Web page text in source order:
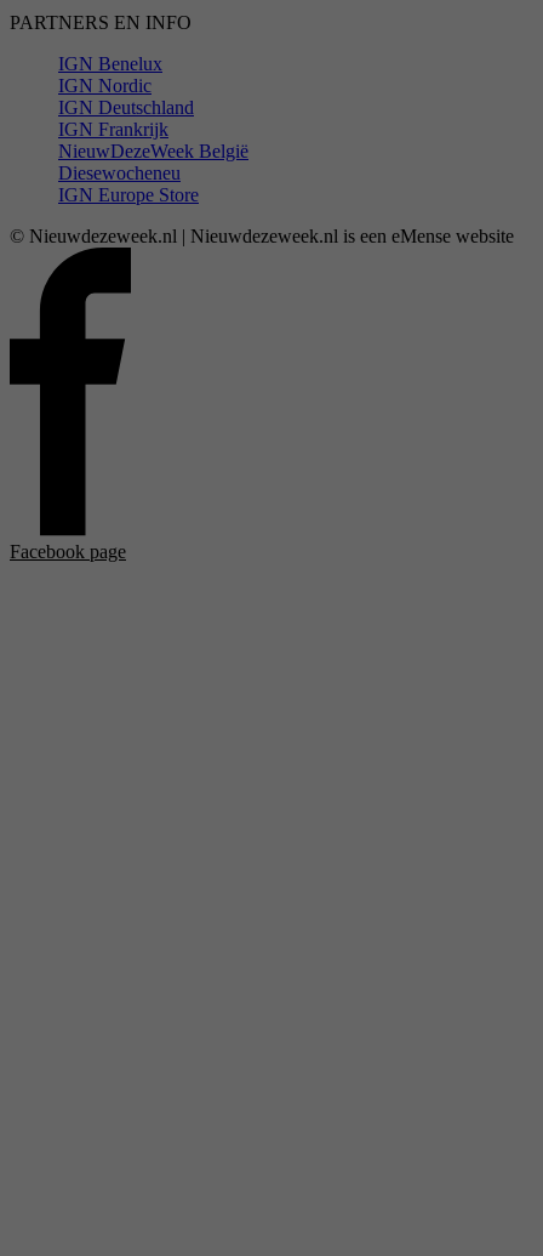
PARTNERS EN INFO
IGN Benelux
IGN Nordic
IGN Deutschland
IGN Frankrijk
NieuwDezeWeek België
Diesewocheneu
IGN Europe Store
© Nieuwdezeweek.nl | Nieuwdezeweek.nl is een eMense website
Facebook page